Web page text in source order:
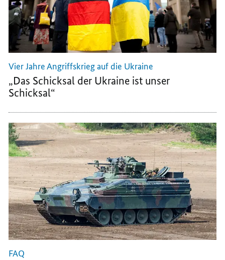
Vier Jahre Angriffskrieg auf die Ukraine
„Das Schicksal der Ukraine ist unser
Schicksal“
FAQ